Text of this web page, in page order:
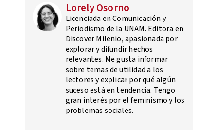
Lorely Osorno
Licenciada en Comunicación y
Periodismo de la UNAM. Editora en
Discover Milenio, apasionada por
explorar y difundir hechos
relevantes. Me gusta informar
sobre temas de utilidad a los
lectores y explicar por qué algún
suceso está en tendencia. Tengo
gran interés por el feminismo y los
problemas sociales.